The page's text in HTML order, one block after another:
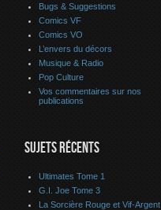
Bugs & Suggestions
Comics VF
Comics VO
L’envers du décors
Musique & Radio
Pop Culture
Vos commentaires sur nos
publications
SUJETS RÉCENTS
Ultimates Tome 1
G.I. Joe Tome 3
La Sorcière Rouge et Vif-Argent